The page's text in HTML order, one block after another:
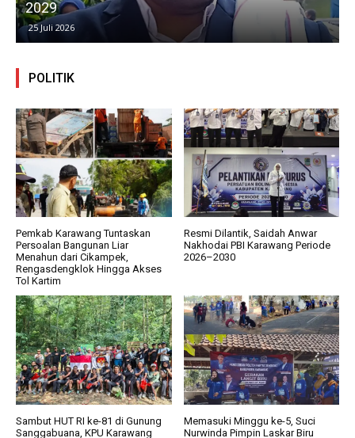
2029
25 Juli 2026
POLITIK
Pemkab Karawang Tuntaskan
Persoalan Bangunan Liar
Menahun dari Cikampek,
Rengasdengklok Hingga Akses
Tol Kartim
Resmi Dilantik, Saidah Anwar
Nakhodai PBI Karawang Periode
2026–2030
Sambut HUT RI ke-81 di Gunung
Sanggabuana, KPU Karawang
Memasuki Minggu ke-5, Suci
Nurwinda Pimpin Laskar Biru